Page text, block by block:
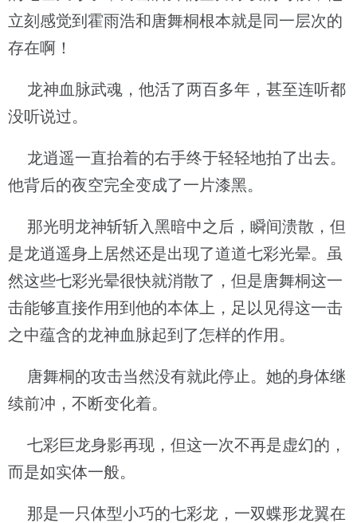
立刻感觉到霍雨浩和唐舞桐根本就是同一层次的
存在啊！
龙神血脉武魂，他活了两百多年，甚至连听都
没听说过。
龙逍遥一直抬着的右手终于轻轻地拍了出去。
他背后的夜空完全变成了一片漆黑。
那光明龙神斩斩入黑暗中之后，瞬间溃散，但
是龙逍遥身上居然还是出现了道道七彩光晕。虽
然这些七彩光晕很快就消散了，但是唐舞桐这一
击能够直接作用到他的本体上，足以见得这一击
之中蕴含的龙神血脉起到了怎样的作用。
唐舞桐的攻击当然没有就此停止。她的身体继
续前冲，不断变化着。
七彩巨龙身影再现，但这一次不再是虚幻的，
而是如实体一般。
那是一只体型小巧的七彩龙，一双蝶形龙翼在